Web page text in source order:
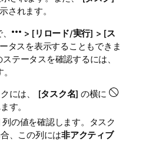
されます。
> [リロード/実行] > [ス
タスを表示することもできま
テータスを確認するには、
には、 [タスク名] の横に
す。
列の値を確認します。タスク
、この列には非アクティブ